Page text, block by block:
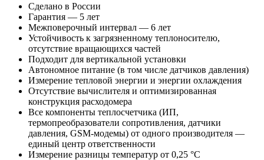
Сделано в России
Гарантия — 5 лет
Межповерочный интервал — 6 лет
Устойчивость к загрязненному теплоносителю,
отсутствие вращающихся частей
Подходит для вертикальной установки
Автономное питание (в том числе датчиков давления)
Измерение тепловой энергии и энергии охлаждения
Отсутствие вычислителя и оптимизированная
конструкция расходомера
Все компоненты теплосчетчика (ИП,
термопреобразователи сопротивления, датчики
давления, GSM-модемы) от одного производителя —
единый центр ответственности
Измерение разницы температур от 0,25 °С